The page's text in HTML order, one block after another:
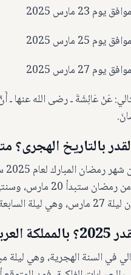
عَنْ عَائِشَةَ ـ رضى الله عنها ـ
الهجرى؟ متى تكون
في السنة الهجرية، وهي